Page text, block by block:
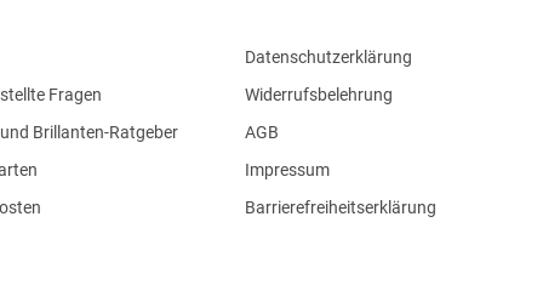
Fragen
Brillanten-Ratgeber
Datenschutzerklärung
Widerrufsbelehrung
AGB
Impressum
Barrierefreiheitserklärung